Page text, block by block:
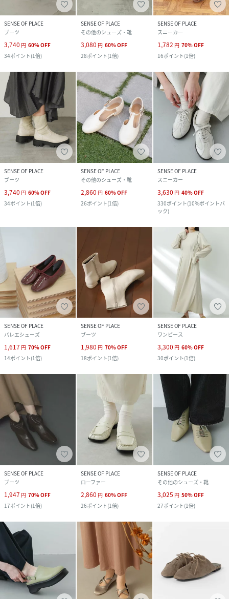
SENSE OF PLACE
ブーツ
3,740 円 60%OFF
34ポイント(1倍)
SENSE OF PLACE
その他のシューズ・靴
3,080 円 60%OFF
28ポイント(1倍)
SENSE OF PLACE
スニーカー
1,782 円 70%OFF
16ポイント(1倍)
SENSE OF PLACE
ブーツ
3,740 円 60%OFF
34ポイント(1倍)
SENSE OF PLACE
その他のシューズ・靴
2,860 円 60%OFF
26ポイント(1倍)
SENSE OF PLACE
スニーカー
3,630 円 40%OFF
330ポイント(10%ポイントバ
ック)
SENSE OF PLACE
バレエシューズ
1,617 円 70%OFF
14ポイント(1倍)
SENSE OF PLACE
ブーツ
1,980 円 70%OFF
18ポイント(1倍)
SENSE OF PLACE
ワンピース
3,300 円 60%OFF
30ポイント(1倍)
SENSE OF PLACE
ブーツ
1,947 円 70%OFF
17ポイント(1倍)
SENSE OF PLACE
ローファー
2,860 円 60%OFF
26ポイント(1倍)
SENSE OF PLACE
その他のシューズ・靴
3,025 円 50%OFF
27ポイント(1倍)